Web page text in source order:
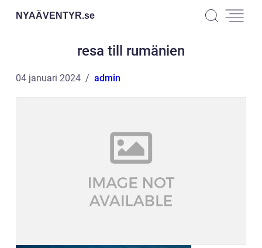
NYAÄVENTYR.se
resa till rumänien
04 januari 2024 admin